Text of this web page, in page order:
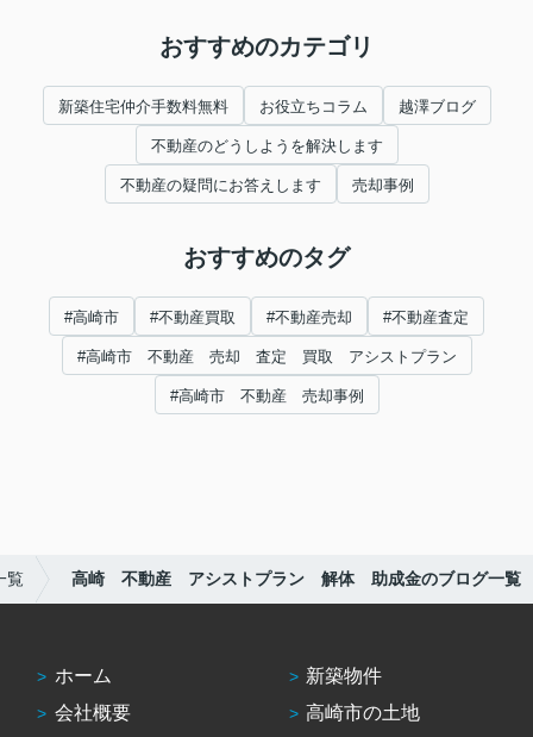
おすすめのカテゴリ
新築住宅仲介手数料無料 お役立ちコラム 越澤ブログ
不動産のどうしようを解決します
不動産の疑問にお答えします 売却事例
おすすめのタグ
#高崎市 #不動産買取 #不動産売却 #不動産査定
#高崎市 不動産 売却 査定 買取 アシストプラン
#高崎市 不動産 売却事例
覧 高崎 不動産 アシストプラン 解体 助成金のブログ一覧
ホーム
会社概要
新築物件
高崎市の土地